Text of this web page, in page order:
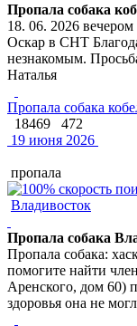
Пропала собака
18. 06. 2026
Оскар в СНТ
незнакомым.
Наталья
Пропала собака
18469
472
19 июня 2026
пропала
Владивосток
Пропала собака
Пропала собака:
помогите найти
Аренского, дом 60)
здоровья она не